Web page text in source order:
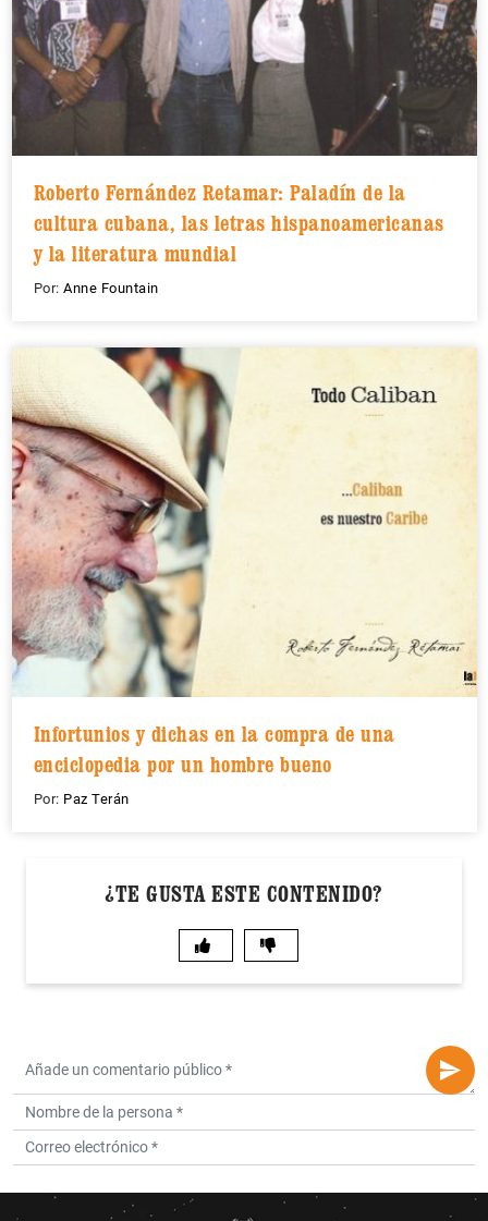
Roberto Fernández Retamar: Paladín de la
cultura cubana, las letras hispanoamericanas
y la literatura mundial
Por: Anne Fountain
Infortunios y dichas en la compra de una
enciclopedia por un hombre bueno
Por: Paz Terán
¿TE GUSTA ESTE CONTENIDO?